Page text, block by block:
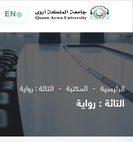
EN
الرئيسية المكتبة التائة : رواية
التائة : رواية